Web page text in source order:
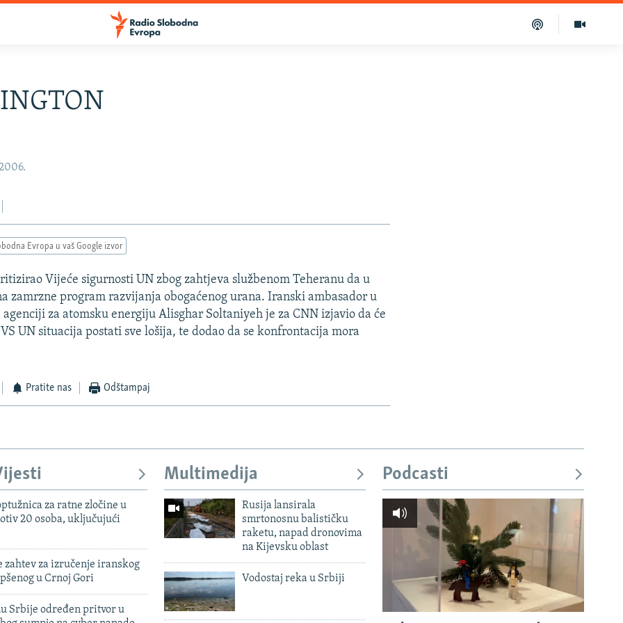
Evropa u vaš Google izvor
Vijeće sigurnosti UN zbog zahtjeva službenom Teheranu da u
zamrzne program razvijanja obogaćenog urana. Iranski ambasador u
za atomsku energiju Alisghar Soltaniyeh je za CNN izjavio da će
UN situacija postati sve lošija, te dodao da se konfrontacija mora
Pratite nas Odštampaj
za ratne zločine u
20 osoba, uključujući
zahtev za izručenje iranskog
u Crnoj Gori
Srbije određen pritvor u
Multimedija
Rusija lansirala
smrtonosnu balističku
raketu, napad dronovima
na Kijevsku oblast
Vodostaj reka u Srbiji
Podcasti